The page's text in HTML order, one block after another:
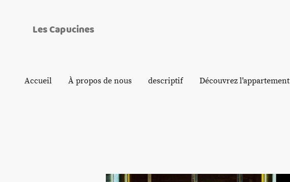
Les Capucines
Accueil À propos de nous descriptif Découvrez l'appartement